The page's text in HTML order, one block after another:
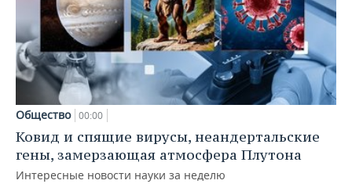
Общество 00:00
Ковид и спящие вирусы, неандертальские
гены, замерзающая атмосфера Плутона
Интересные новости науки за неделю